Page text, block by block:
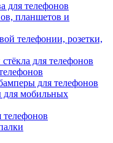
для телефонов
планшетов и
телефонии, розетки,
для телефонов
для телефонов
для мобильных
телефонов